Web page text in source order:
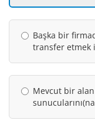
Başka bir
transfer etmek
Mevcut bir